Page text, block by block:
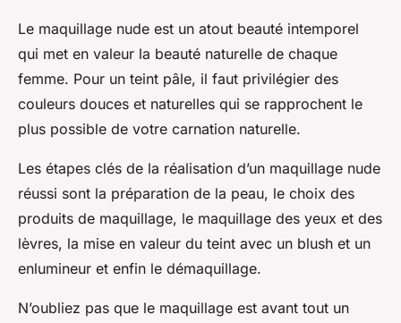
Le maquillage nude est un atout beauté intemporel
qui met en valeur la beauté naturelle de chaque
femme. Pour un teint pâle, il faut privilégier des
couleurs douces et naturelles qui se rapprochent le
plus possible de votre carnation naturelle.
Les étapes clés de la réalisation d’un maquillage nude
réussi sont la préparation de la peau, le choix des
produits de maquillage, le maquillage des yeux et des
lèvres, la mise en valeur du teint avec un blush et un
enlumineur et enfin le démaquillage.
N’oubliez pas que le maquillage est avant tout un